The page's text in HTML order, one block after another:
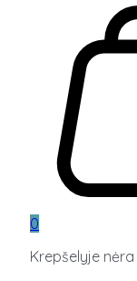
0
Krepšelyje